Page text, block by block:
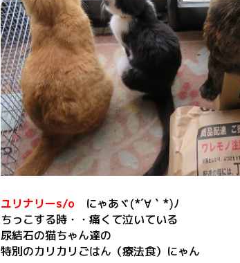
ユリナリーs/o にゃあヾ(*´∀｀*)ﾉ
ちっこする時・・痛くて泣いている
尿結石の猫ちゃん達の
特別のカリカリごはん（療法食）にゃん